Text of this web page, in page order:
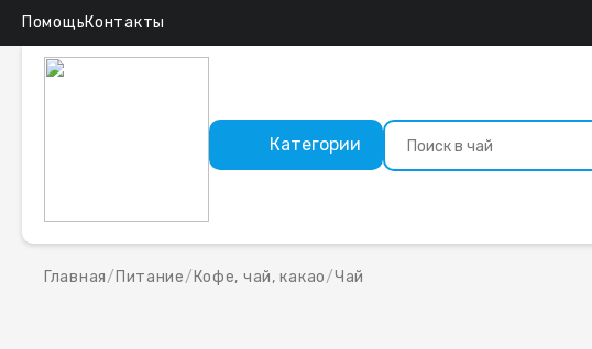
ПомощьКонтакты
Категории
Главная/ Питание/ Кофе, чай, какао/Чай